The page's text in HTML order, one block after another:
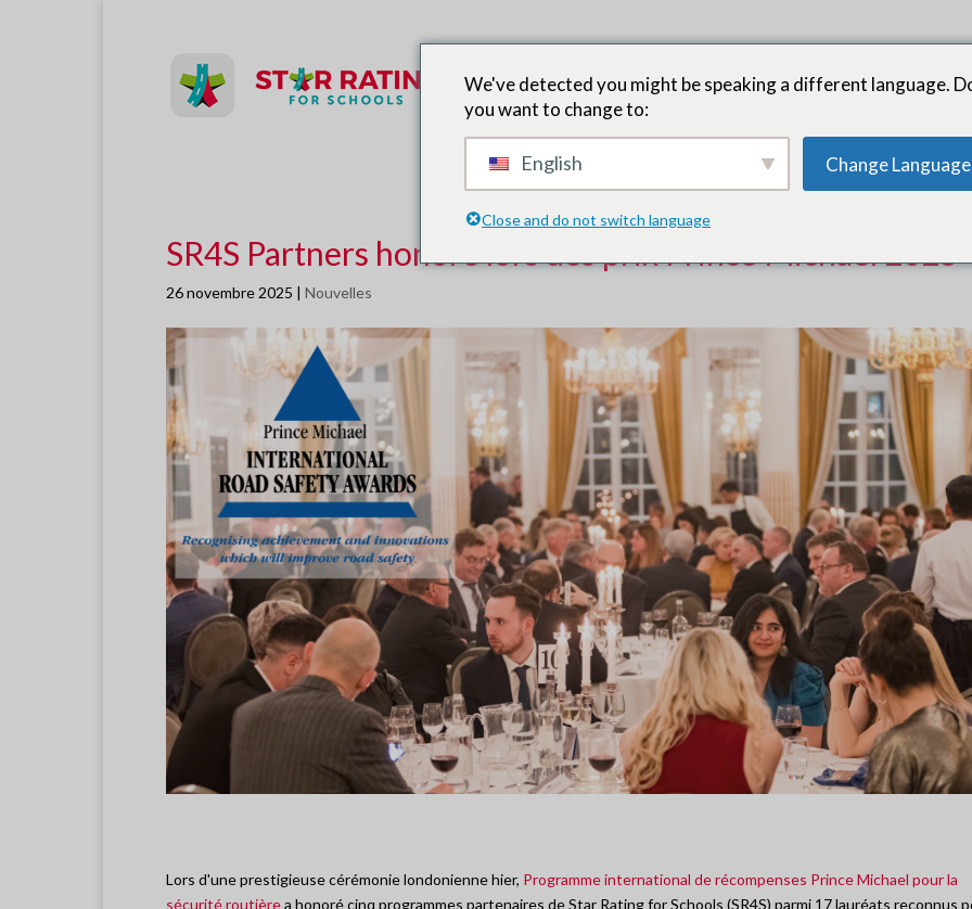
Dernières nouvelles Formation et ressources
SR4S Partners honoré lors des prix Prince Michael 2025
26 novembre 2025 | Nouvelles
Lors d'une prestigieuse cérémonie londonienne hier, Programme international de récompenses Prince Michael pour la
sécurité routièrea honoré cinq programmes partenaires de Star Rating for Schools (SR4S) parmi 17 lauréats reconnus
We've detected you might be speaking a different language.
you want to change to:
English Change Language
Close and do not switch language